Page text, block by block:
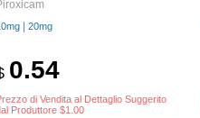
| 20mg
0.54
di Vendita al Dettaglio Suggerito
Produttore $1.00